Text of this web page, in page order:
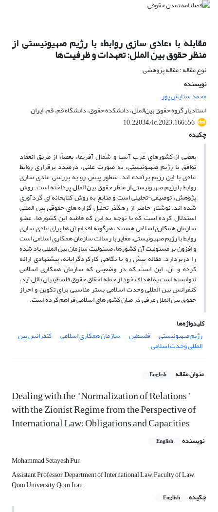
مقابله با «عادی سازی روابط» با رژیم صهیونیستی از
منظر حقوق بین الملل: تعهدات و ظرفیت‌ها
نوع مقاله : مقاله پژوهشی
نویسنده
محمد ستایش پور
استادیار گروه حقوق بین‌الملل، دانشکده حقوق، دانشگاه قم، قم، ایران
10.22034/lc.2023.166556
چکیده
بعضی از کشورهای غرب آسیا و شمال آفریقا، بعضاً، از طریق انعقاد
توافق با رژیم صهیونیستی، به صورت علنی، درصدد برقراری روابط
عادی با این رژیم برآمده ­اند. سطور پیش رو به بررسی عادی سازی
روابط با رژیم صهیونیستی از منظر حقوق بین­ الملل پرداخته است. روش
پژوهش، توصیفی-تحلیلی است و منابع به روش کتابخانه ­ای گردآوری
شده ­اند. نوشتار حاضر از رهگذر تحلیل گزاره ­های حقوقی بین ­المللی
استدلال کرده است که با توجه به این که قاطبه این کشورها، عضو
سازمان همکاری اسلامی هستند، هرگونه اقدام آن­ ها برای عادی سازی
روابط با رژیم صهیونیستی، مغایر با رسالت سازمان همکاری اسلامی است
و افزون بر مسئولیت آن کشورها، مسئولیت سازمان بین­ المللی یاد شده
را دربردارد. مقاله پیش رو با نگاهی کارکردگرایانه، پیشنهادی ارائه
کرده و آن، این است که در وضعیتی که سازمان همکاری اسلامی
نتوانسته است به اهداف خود از جمله احقاق حقوق فلسطینیان نائل آید،
کنفرانس بین ­المللی وحدت اسلامی بستر مناسبی برای تکوین و احراز
حقوق بین ­الملل عرفی در میان کشورهای اسلامی فراهم کرده است.
کلیدواژه‌ها
رژیم صهیونیستی
فلسطین سازمان همکاری اسلامی کنفرانس بین
المللی وحدت اسلامی
عنوان مقاله English
Dealing with the "Normalization of Relations"
with the Zionist Regime from the Perspective of
International Law: Obligations and Capacities
نویسنده English
Mohammad Setayesh Pur
Assistant Professor, Department of International Law, Faculty of Law,
Qom University, Qom, Iran
چکیده
English